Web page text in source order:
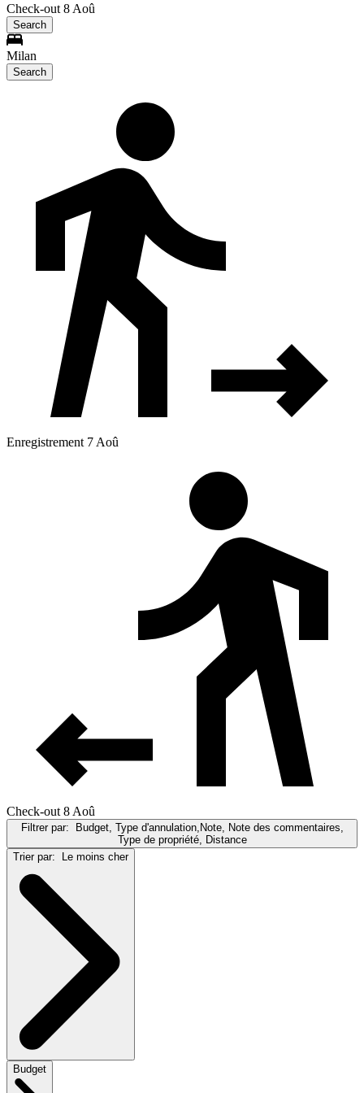
Check-out 8 Aoû
Search
Milan
Search
Enregistrement 7 Aoû
Check-out 8 Aoû
Filtrer par:
Budget, Type d'annulation,Note, Note des commentaires,
Type de propriété, Distance
Trier par:
Le moins cher
Budget